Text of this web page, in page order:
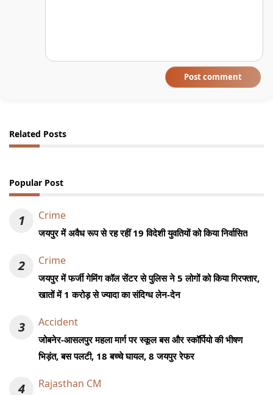
Post comment
Related Posts
Popular Post
1 Crime
जयपुर में अवैध रूप से रह रहीं 19 विदेशी युवतियों को किया निर्वासित
2 Crime
जयपुर में फर्जी गेमिंग कॉल सेंटर से पुलिस ने 5 लोगों को किया गिरफ्तार,
खातों में 1 करोड़ से ज्यादा का संदिग्ध लेन-देन
3 Accident
जोबनेर-आसलपुर महला मार्ग पर स्कूल बस और स्कॉर्पियो की भीषण
भिड़ंत, बस पलटी, 18 बच्चे घायल, 8 जयपुर रेफर
4 Rajasthan CM